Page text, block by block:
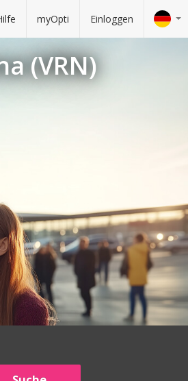
myOpti Einloggen
(VRN)